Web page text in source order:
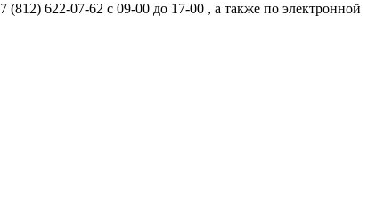
622-07-62 с 09-00 до 17-00 , а также по электронной